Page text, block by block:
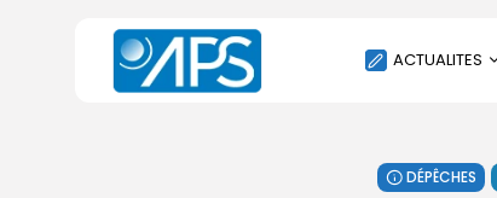
ACTUALITES
SOCIÉTÉ
DÉPÊCHES